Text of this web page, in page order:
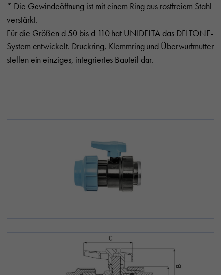
* Die Gewindeöffnung ist mit einem Ring aus rostfreiem Stahl
verstärkt.
Für die Größen d 50 bis d 110 hat UNIDELTA das DELTONE-
System entwickelt. Druckring, Klemmring und Überwurfmutter
stellen ein einziges, integriertes Bauteil dar.